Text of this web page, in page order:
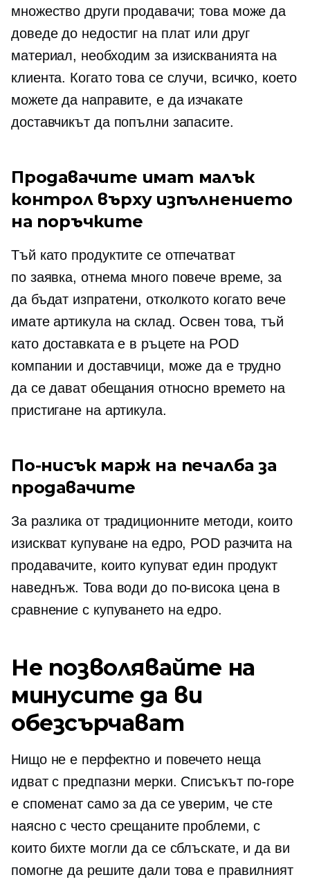
множество други продавачи; това може да
доведе до недостиг на плат или друг
материал, необходим за изискванията на
клиента. Когато това се случи, всичко, което
можете да направите, е да изчакате
доставчикът да попълни запасите.
Продавачите имат малък
контрол върху изпълнението
на поръчките
Тъй като продуктите се отпечатват
по заявка, отнема много повече време, за
да бъдат изпратени, отколкото когато вече
имате артикула на склад. Освен това, тъй
като доставката е в ръцете на POD
компании и доставчици, може да е трудно
да се дават обещания относно времето на
пристигане на артикула.
По-нисък марж на печалба за
продавачите
За разлика от традиционните методи, които
изискват купуване на едро, POD разчита на
продавачите, които купуват един продукт
наведнъж. Това води до по-висока цена в
сравнение с купуването на едро.
Не позволявайте на
минусите да ви
обезсърчават
Нищо не е перфектно и повечето неща
идват с предпазни мерки. Списъкът по-горе
е споменат само за да се уверим, че сте
наясно с често срещаните проблеми, с
които бихте могли да се сблъскате, и да ви
помогне да решите дали това е правилният